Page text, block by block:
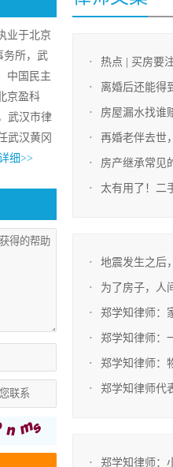
业于北京
务所，武
中国民主
京盈科
武汉市律
武汉黄冈
细>>
热点 | 买房要
离婚后还能得
房屋漏水找谁
再婚老伴去世
房产继承常见
太有用了！二
地震发生之后
为了房子，人
郑学知律师：
郑学知律师：
郑学知律师：
郑学知律师代
郑学知律师：